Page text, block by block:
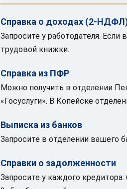
Справка о доходах (2-
Запросите у работодателя.
трудовой книжки.
Справка из ПФР
Можно получить в отделении
«Госуслуги». В Копейске
Выписка из банков
Запросите в отделении вашего
Справки о задолженности
Запросите у каждого